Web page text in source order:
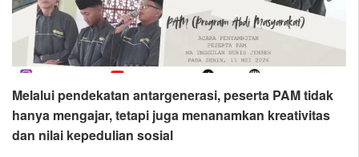
Melalui pendekatan antargenerasi, peserta PAM tidak
hanya mengajar, tetapi juga menanamkan kreativitas
dan nilai kepedulian sosial